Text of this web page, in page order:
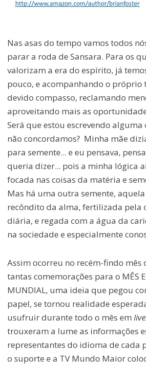
Nas asas do tempo vamos todos
parar a roda de Sansara. Para os
valorizam a era do espírito, já
pouco, e acompanhando o próprio
devido compasso, reclamando
aproveitando mais as
Será que estou escrevendo alguma
não concordamos? Minha mãe
para semente... e eu pensava,
queria dizer... pois a minha lógica
focada nas coisas da matéria e
Mas há uma outra semente,
recôndito da alma, fertilizada pela
diária, e regada com a água da
na sociedade e especialmente
Assim ocorreu no recém-findo mês
tantas comemorações para o MÊS
MUNDIAL, uma ideia que pegou
papel, se tornou realidade
usufruir durante todo o mês em
trouxeram a lume as informações
representantes do idioma de cada
o suporte e a TV Mundo Maior